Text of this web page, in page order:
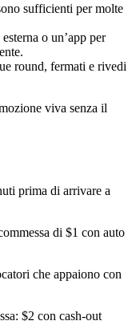
sufficienti per molte
o un’app per
round, fermati e rivedi
viva senza il
prima di arrivare a
di $1 con auto
che appaiono con
$2 con cash‑out